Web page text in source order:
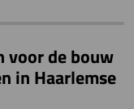
voor de bouw
in Haarlemse